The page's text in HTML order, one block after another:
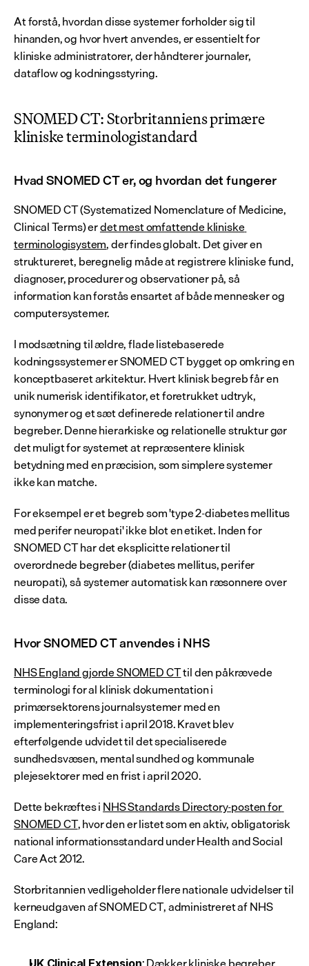
At forstå, hvordan disse systemer forholder sig til
hinanden, og hvor hvert anvendes, er essentielt for
kliniske administratorer, der håndterer journaler,
dataflow og kodningsstyring.
SNOMED CT: Storbritanniens primære
kliniske terminologistandard
Hvad SNOMED CT er, og hvordan det fungerer
SNOMED CT (Systematized Nomenclature of Medicine,
Clinical Terms) er det mest omfattende kliniske
terminologisystem, der findes globalt. Det giver en
struktureret, beregnelig måde at registrere kliniske fund,
diagnoser, procedurer og observationer på, så
information kan forstås ensartet af både mennesker og
computersystemer.
I modsætning til ældre, flade listebaserede
kodningssystemer er SNOMED CT bygget op omkring en
konceptbaseret arkitektur. Hvert klinisk begreb får en
unik numerisk identifikator, et foretrukket udtryk,
synonymer og et sæt definerede relationer til andre
begreber. Denne hierarkiske og relationelle struktur gør
det muligt for systemet at repræsentere klinisk
betydning med en præcision, som simplere systemer
ikke kan matche.
For eksempel er et begreb som 'type 2-diabetes mellitus
med perifer neuropati' ikke blot en etiket. Inden for
SNOMED CT har det eksplicitte relationer til
overordnede begreber (diabetes mellitus, perifer
neuropati), så systemer automatisk kan ræsonnere over
disse data.
Hvor SNOMED CT anvendes i NHS
NHS England gjorde SNOMED CT til den påkrævede
terminologi for al klinisk dokumentation i
primærsektorens journalsystemer med en
implementeringsfrist i april 2018. Kravet blev
efterfølgende udvidet til det specialiserede
sundhedsvæsen, mental sundhed og kommunale
plejesektorer med en frist i april 2020.
Dette bekræftes i NHS Standards Directory-posten for
SNOMED CT, hvor den er listet som en aktiv, obligatorisk
national informationsstandard under Health and Social
Care Act 2012.
Storbritannien vedligeholder flere nationale udvidelser til
kerneudgaven af SNOMED CT, administreret af NHS
England:
UK Clinical Extension